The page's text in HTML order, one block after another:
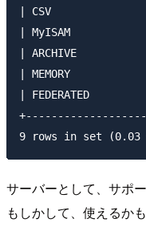
| CSV
| MyISAM
| ARCHIVE
| MEMORY
| FEDERATED
サーバーとして、サポ
もしかして、使えるか